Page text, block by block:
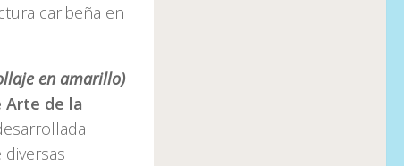
caribeña en
en amarillo)
Arte de la